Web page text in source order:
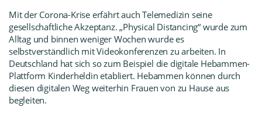
Mit der Corona-Krise erfährt auch Telemedizin seine
gesellschaftliche Akzeptanz. „Physical Distancing“ wurde zum
Alltag und binnen weniger Wochen wurde es
selbstverständlich mit Videokonferenzen zu arbeiten. In
Deutschland hat sich so zum Beispiel die digitale Hebammen-
Plattform Kinderheldin etabliert. Hebammen können durch
diesen digitalen Weg weiterhin Frauen von zu Hause aus
begleiten.